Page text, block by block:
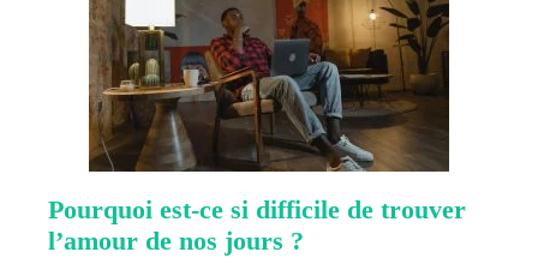
Pourquoi est-ce si difficile de trouver
l’amour de nos jours ?